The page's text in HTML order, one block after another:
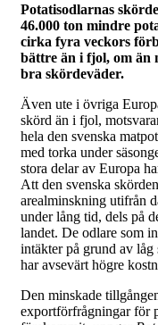
Potatisodlarnas
46.000 ton mindre
cirka fyra veckors
bättre än i fjol, om än
bra skördeväder.
Även ute i övriga
skörd än i fjol,
hela den svenska
med torka under
stora delar av Europa
Att den svenska
arealminskning utifrån
under lång tid, dels på
landet. De odlare som
intäkter på grund av
har avsevärt högre
Den minskade
exportförfrågningar för